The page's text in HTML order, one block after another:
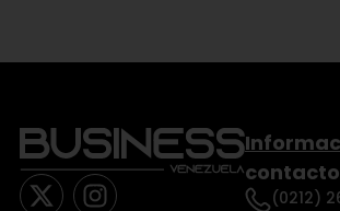
contacto
(0212)